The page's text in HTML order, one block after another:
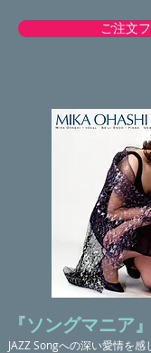
ご注文
『ソングマニア』
JAZZ Songへの深い愛情を感